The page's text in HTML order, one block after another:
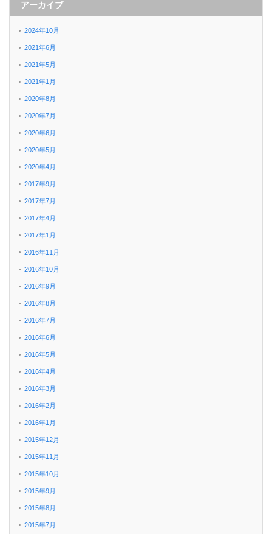
アーカイブ
2024年10月
2021年6月
2021年5月
2021年1月
2020年8月
2020年7月
2020年6月
2020年5月
2020年4月
2017年9月
2017年7月
2017年4月
2017年1月
2016年11月
2016年10月
2016年9月
2016年8月
2016年7月
2016年6月
2016年5月
2016年4月
2016年3月
2016年2月
2016年1月
2015年12月
2015年11月
2015年10月
2015年9月
2015年8月
2015年7月